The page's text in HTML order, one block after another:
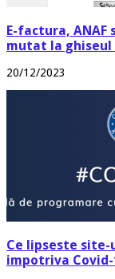
E-factura,
mutat la ghiseul
20/12/2023
Ce lipseste
impotriva Covid-